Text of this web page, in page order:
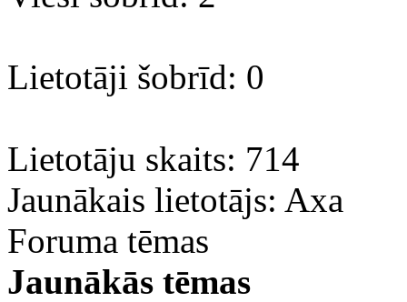
Lietotāji šobrīd: 0
Lietotāju skaits: 714
Jaunākais lietotājs: Axa
Foruma tēmas
Jaunākās tēmas